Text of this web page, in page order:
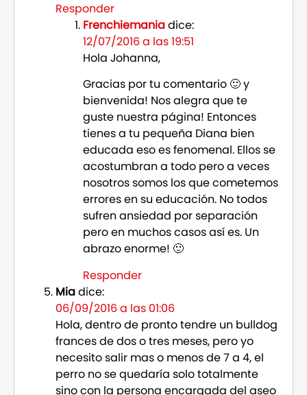
Responder
Frenchiemaniadice:
12/07/2016 a las 19:51
Hola Johanna,
Gracias por tu comentario 🙂 y
bienvenida! Nos alegra que te
guste nuestra página! Entonces
tienes a tu pequeña Diana bien
educada eso es fenomenal. Ellos se
acostumbran a todo pero a veces
nosotros somos los que cometemos
errores en su educación. No todos
sufren ansiedad por separación
pero en muchos casos así es. Un
abrazo enorme! 🙂
Responder
Miadice:
06/09/2016 a las 01:06
Hola, dentro de pronto tendre un bulldog
frances de dos o tres meses, pero yo
necesito salir mas o menos de 7 a 4, el
perro no se quedaría solo totalmente
sino con la persona encargada del aseo